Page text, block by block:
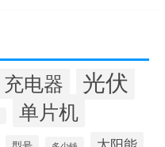
充电器 光伏
单片机